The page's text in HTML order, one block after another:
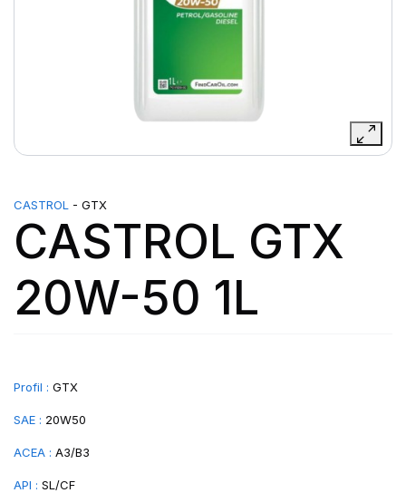
CASTROL - GTX
CASTROL GTX
20W-50 1L
Profil : GTX
SAE : 20W50
ACEA : A3/B3
API : SL/CF